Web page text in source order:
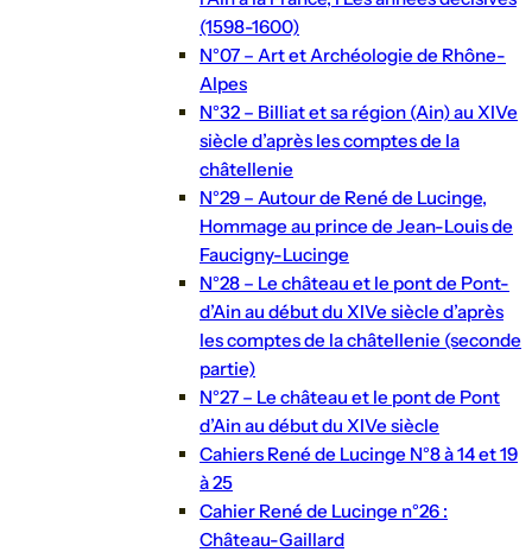
(1598-1600)
N°07 – Art et Archéologie de Rhône-
Alpes
N°32 – Billiat et sa région (Ain) au XIVe
siècle d’après les comptes de la
châtellenie
N°29 – Autour de René de Lucinge,
Hommage au prince de Jean-Louis de
Faucigny-Lucinge
N°28 – Le château et le pont de Pont-
d’Ain au début du XIVe siècle d’après
les comptes de la châtellenie (seconde
partie)
N°27 – Le château et le pont de Pont
d’Ain au début du XIVe siècle
Cahiers René de Lucinge N°8 à 14 et 19
à 25
Cahier René de Lucinge n°26 :
Château-Gaillard